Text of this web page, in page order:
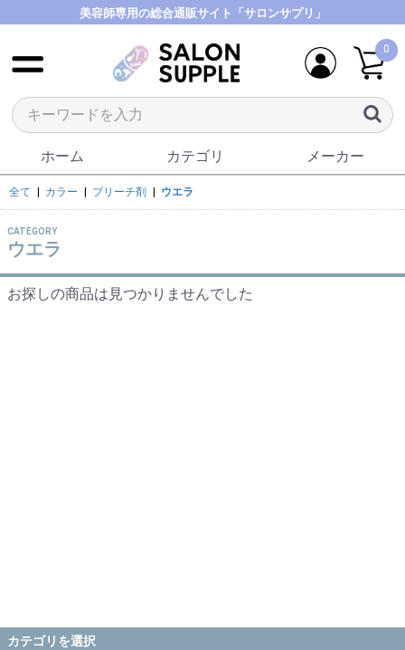
美容師専用の総合通販サイト「サロンサプリ」
0
ホーム カテゴリ メーカー
カテゴリを選択
全て カラー ブリーチ剤 ウエラ
CATEGORY
ウエラ
お探しの商品は見つかりませんでした